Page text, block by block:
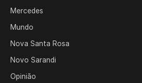
Mercedes
Mundo
Nova Santa Rosa
Novo Sarandi
Opinião